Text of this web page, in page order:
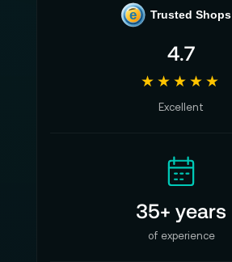
e Trusted Shops
4.7
★★★★★
Excellent
35+ years
of experience